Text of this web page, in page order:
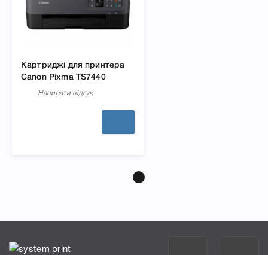
Картриджі для принтера
Canon Pixma TS7440
Написати відгук